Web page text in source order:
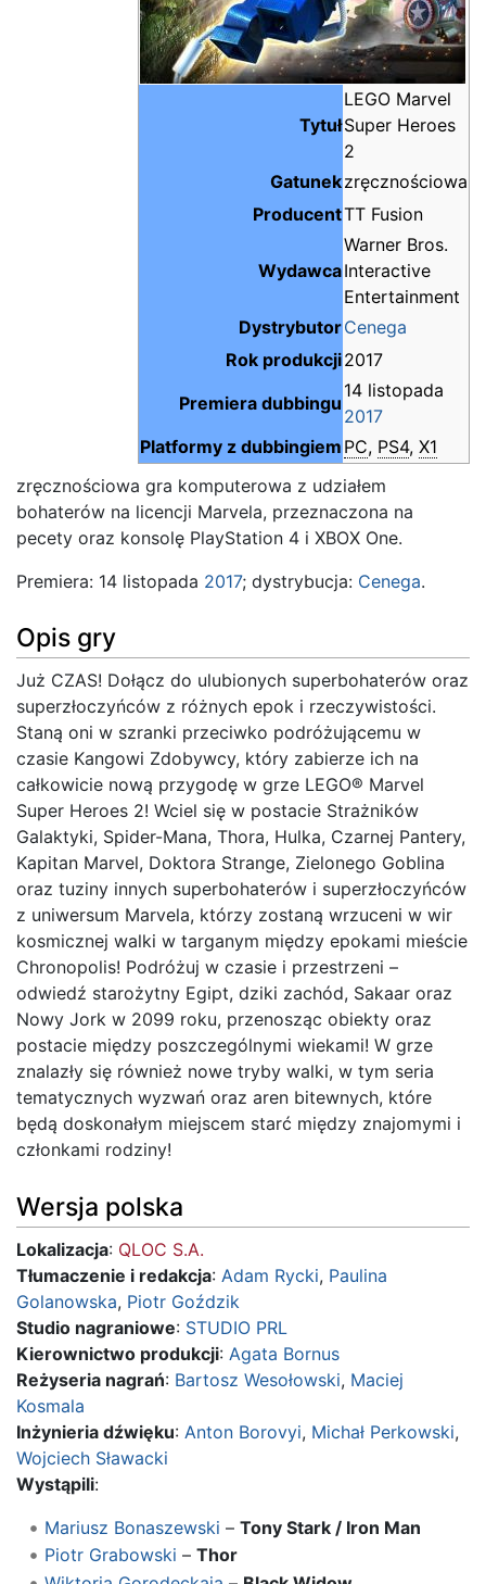
Tytuł
LEGO Marvel
Super Heroes
2
Gatunekzręcznościowa
ProducentTT Fusion
Wydawca
Warner Bros.
Interactive
Entertainment
DystrybutorCenega
Rok produkcji2017
Premiera dubbingu
14 listopada
2017
Platformy z dubbingiem PC, PS4, X1
zręcznościowa gra komputerowa z udziałem
bohaterów na licencji Marvela, przeznaczona na
pecety oraz konsolę PlayStation 4 i XBOX One.
Premiera: 14 listopada 2017; dystrybucja: Cenega.
Opis gry
Już CZAS! Dołącz do ulubionych superbohaterów oraz
superzłoczyńców z różnych epok i rzeczywistości.
Staną oni w szranki przeciwko podróżującemu w
czasie Kangowi Zdobywcy, który zabierze ich na
całkowicie nową przygodę w grze LEGO® Marvel
Super Heroes 2! Wciel się w postacie Strażników
Galaktyki, Spider-Mana, Thora, Hulka, Czarnej Pantery,
Kapitan Marvel, Doktora Strange, Zielonego Goblina
oraz tuziny innych superbohaterów i superzłoczyńców
z uniwersum Marvela, którzy zostaną wrzuceni w wir
kosmicznej walki w targanym między epokami mieście
Chronopolis! Podróżuj w czasie i przestrzeni –
odwiedź starożytny Egipt, dziki zachód, Sakaar oraz
Nowy Jork w 2099 roku, przenosząc obiekty oraz
postacie między poszczególnymi wiekami! W grze
znalazły się również nowe tryby walki, w tym seria
tematycznych wyzwań oraz aren bitewnych, które
będą doskonałym miejscem starć między znajomymi i
członkami rodziny!
Wersja polska
Lokalizacja: QLOC S.A.
Tłumaczenie i redakcja: Adam Rycki, Paulina
Golanowska, Piotr Goździk
Studio nagraniowe: STUDIO PRL
Kierownictwo produkcji: Agata Bornus
Reżyseria nagrań: Bartosz Wesołowski, Maciej
Kosmala
Inżynieria dźwięku: Anton Borovyi, Michał Perkowski,
Wojciech Sławacki
Wystąpili:
Mariusz Bonaszewski – Tony Stark / Iron Man
Piotr Grabowski – Thor